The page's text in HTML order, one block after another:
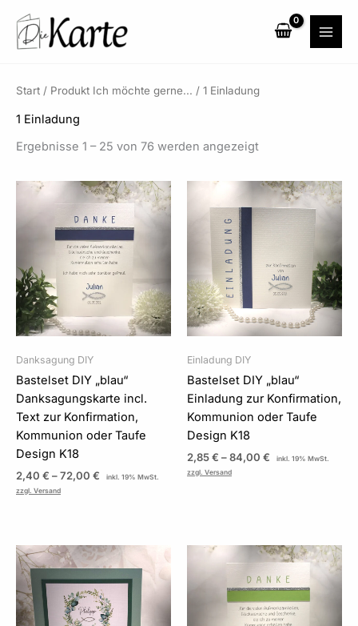
Inhalt
springen
Start / Produkt Ich möchte gerne... / 1 Einladung
1 Einladung
Ergebnisse 1 – 25 von 76 werden angezeigt
Danksagung DIY
Bastelset DIY „blau“
Danksagungskarte incl.
Text zur Konfirmation,
Kommunion oder Taufe
Design K18
2,40 € –72,00 €
Preisspanne:
2,40 €
bis
72,00 €
inkl. 19% MwSt.
zzgl. Versand
Einladung DIY
Bastelset DIY „blau“
Einladung zur Konfirmation,
Kommunion oder Taufe
Design K18
2,85€ –84,00 €
Preisspanne:
2,85 €
bis
inkl. 19% MwSt.
zzgl. Versand
Preisspanne:
2,85 €
bis
85,50 €
Preisspanne:
2,40 €
bis
72,00 €